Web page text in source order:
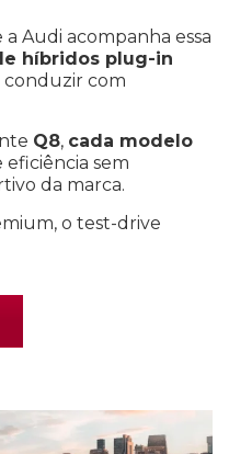
Audi acompanha essa
híbridos plug-in
com
Q8, cada modelo
eficiência sem
da marca.
o test-drive